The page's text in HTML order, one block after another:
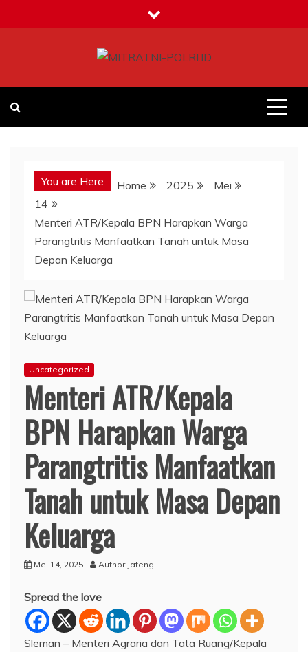
to
You are Here Home 2025
Mei
14
Menteri ATR/Kepala BPN Harapkan Warga
Parangtritis Manfaatkan Tanah untuk Masa
Depan Keluarga
Uncategorized
Menteri ATR/Kepala
BPN Harapkan Warga
Parangtritis Manfaatkan
Tanah untuk Masa Depan
Keluarga
Mei 14, 2025 Author Jateng
Spread the love
Sleman – Menteri Agraria dan Tata Ruang/Kepala